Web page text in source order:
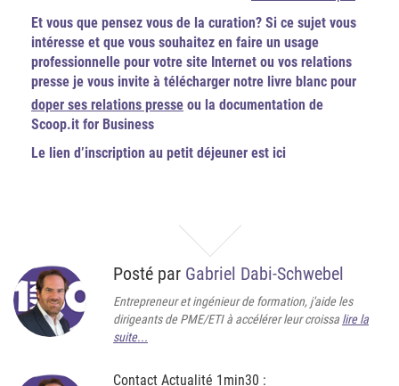
Et vous que pensez vous de la curation? Si ce sujet vous
intéresse et que vous souhaitez en faire un usage
professionnelle pour votre site Internet ou vos relations
presse je vous invite à télécharger notre livre blanc pour
doper ses relations presse ou la documentation de
Scoop.it for Business
Le lien d’inscription au petit déjeuner est ici
Posté par Gabriel Dabi-Schwebel
Entrepreneur et ingénieur de formation, j'aide les
dirigeants de PME/ETI à accélérer leur croissa lire la
suite...
Contact Actualité 1min30 :